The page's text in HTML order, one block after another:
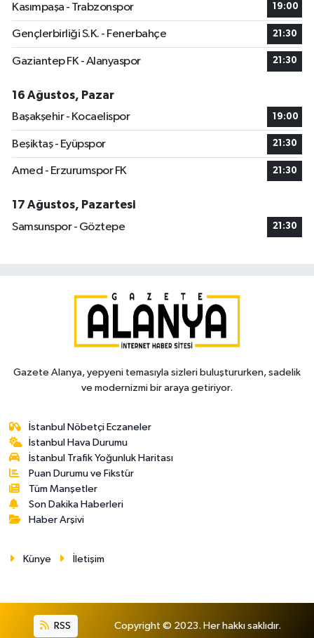
Kasımpaşa - Trabzonspor 19:00
Gençlerbirliği S.K. - Fenerbahçe 21:30
Gaziantep FK - Alanyaspor 21:30
16 Ağustos, Pazar
Başakşehir - Kocaelispor
19:00
Beşiktaş - Eyüpspor 21:30
Amed - Erzurumspor FK 21:30
17 Ağustos, Pazartesi
Samsunspor - Göztepe
21:30
Gazete Alanya, yepyeni temasıyla sizleri buluştururken, sadelik
ve modernizmi bir araya getiriyor.
İstanbul Nöbetçi Eczaneler
İstanbul Hava Durumu
İstanbul Trafik Yoğunluk Haritası
Puan Durumu ve Fikstür
Tüm Manşetler
Son Dakika Haberleri
Haber Arşivi
Künye İletişim
RSS Copyright © 2023. Her hakkı saklıdır.